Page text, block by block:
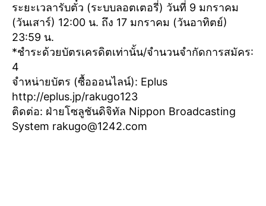
ระยะเวลารับตั๋ว (ระบบลอตเตอรี่) วันที่ 9 มกราคม
(วันเสาร์) 12:00 น. ถึง 17 มกราคม (วันอาทิตย์)
23:59 น.
*ชำระด้วยบัตรเครดิตเท่านั้น/จำนวนจำกัดการสมัคร:
4
จำหน่ายบัตร (ซื้อออนไลน์): Eplus
http://eplus.jp/rakugo123
ติดต่อ: ฝ่ายโซลูชันดิจิทัล Nippon Broadcasting
System rakugo@1242.com